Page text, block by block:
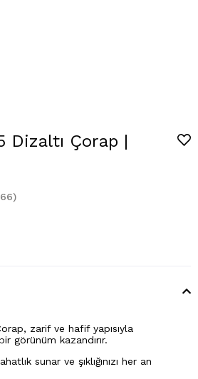
Dizaltı Çorap |
zarif ve hafif yapısıyla
görünüm kazandırır.
sunar ve şıklığınızı her an